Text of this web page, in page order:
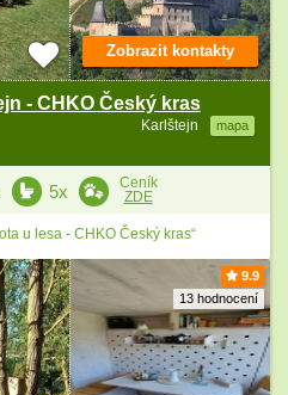
- CHKO Český kras
Karlštejn mapa
Zobrazit kontakty
5x
Ceník
ZDE
u lesa - CHKO Český kras“
9.9
13 hodnocení